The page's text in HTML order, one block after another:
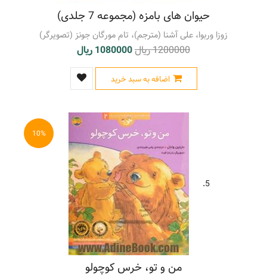
حیوان های بامزه (مجموعه 7 جلدی)
زوزا وربوا، علی آشنا (مترجم)، تام مورگان جونز (تصویرگر)
1200000 ریال 1080000 ریال
اضافه به سبد خرید
10%
5.
من و تو، خرس کوچولو